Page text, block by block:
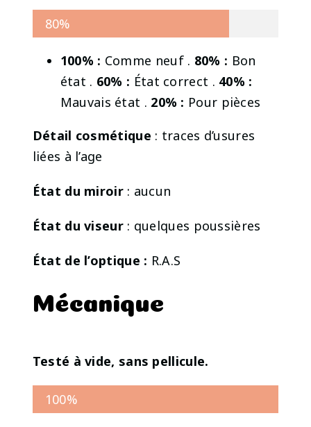
80%
100% : Comme neuf . 80% : Bon
état . 60% : État correct . 40% :
Mauvais état . 20% : Pour pièces
Détail cosmétique : traces d’usures
liées à l’age
État du miroir: aucun
État du viseur: quelques poussières
État de l’optique : R.A.S
Mécanique
Testé à vide, sans pellicule.
100%